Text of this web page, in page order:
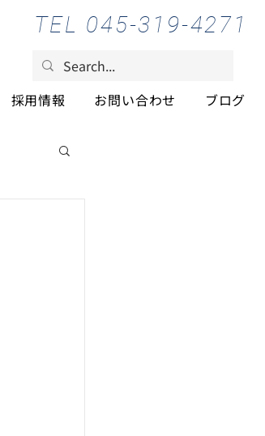
TEL 045-319-4271
採用情報 お問い合わせ ブログ